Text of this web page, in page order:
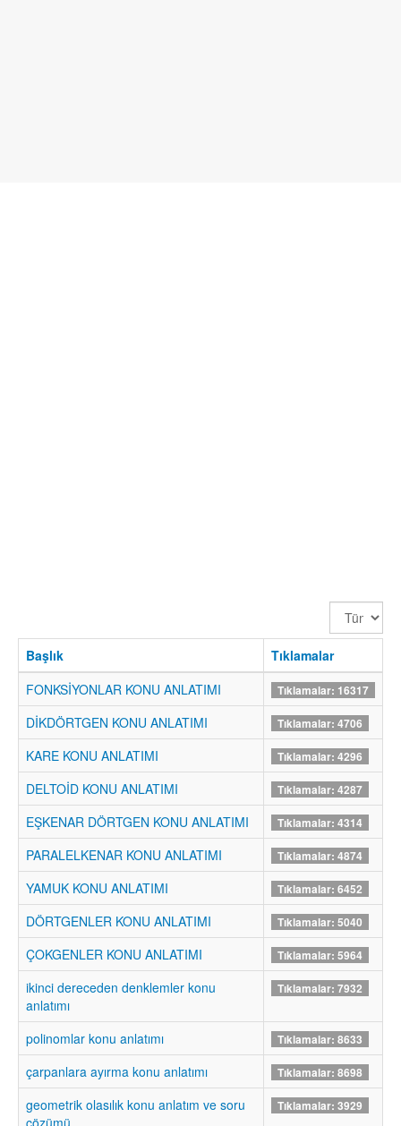
Sayısı
Başlık
Tıklamalar
FONKSİYONLAR KONU ANLATIMI
Tıklamalar: 16317
DİKDÖRTGEN KONU ANLATIMI Tıklamalar: 4706
KARE KONU ANLATIMI Tıklamalar: 4296
DELTOİD KONU ANLATIMI Tıklamalar: 4287
EŞKENAR DÖRTGEN KONU ANLATIMI Tıklamalar: 4314
PARALELKENAR KONU ANLATIMI Tıklamalar: 4874
YAMUK KONU ANLATIMI Tıklamalar: 6452
DÖRTGENLER KONU ANLATIMI Tıklamalar: 5040
ÇOKGENLER KONU ANLATIMI Tıklamalar: 5964
ikinci dereceden denklemler konu
anlatımı
Tıklamalar: 7932
polinomlar konu anlatımı Tıklamalar: 8633
çarpanlara ayırma konu anlatımı Tıklamalar: 8698
geometrik olasılık konu anlatım ve soru
çözümü
Tıklamalar: 3929